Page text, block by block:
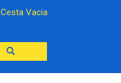
Cesta Vacia